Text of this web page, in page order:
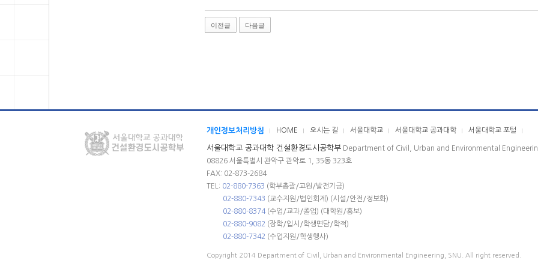
이전글 다음글
개인정보처리방침 HOME 오시는 길 서울대학교 서울대학교 공과대학 서울대학교 포털
서울대학교 공과대학 건설환경도시공학부 Department of Civil, Urban and Environmental
08826 서울특별시 관악구 관악로 1, 35동 323호
FAX: 02-873-2684
TEL: 02-880-7363 (학부총괄/교원/발전기금)
02-880-7343 (교수지원/법인회계) (시설/안전/정보화)
02-880-8374(수업/교과/졸업) (대학원/홍보)
02-880-9082 (장학/입시/학생면담/학적)
02-880-7342 (수업지원/학생행사)
Copyright 2014 Department of Civil, Urban and Environmental Engineering, SNU. All right reserved.